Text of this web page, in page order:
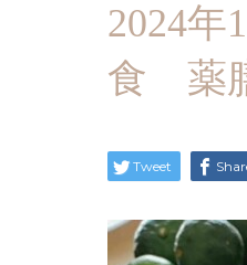
2024年
食 薬
Tweet